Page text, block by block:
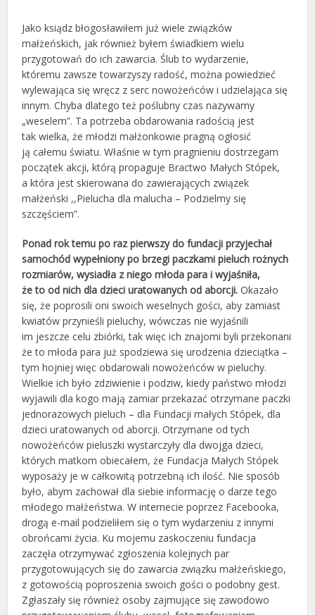
Jako ksiądz błogosławiłem już wiele związków
małżeńskich, jak również byłem świadkiem wielu
przygotowań do ich zawarcia. Ślub to wydarzenie,
któremu zawsze towarzyszy radość, można powiedzieć
wylewająca się wręcz z serc nowożeńców i udzielająca się
innym. Chyba dlatego też poślubny czas nazywamy
„weselem”. Ta potrzeba obdarowania radością jest
tak wielka, że młodzi małżonkowie pragną ogłosić
ją całemu światu. Właśnie w tym pragnieniu dostrzegam
początek akcji, którą propaguje Bractwo Małych Stópek,
a która jest skierowana do zawierających związek
małżeński ,,Pielucha dla malucha – Podzielmy się
szczęściem”.
Ponad rok temu po raz pierwszy do fundacji przyjechał
samochód wypełniony po brzegi paczkami pieluch rożnych
rozmiarów, wysiadła z niego młoda para i wyjaśniła,
że to od nich dla dzieci uratowanych od aborcji. Okazało
się, że poprosili oni swoich weselnych gości, aby zamiast
kwiatów przynieśli pieluchy, wówczas nie wyjaśnili
im jeszcze celu zbiórki, tak więc ich znajomi byli przekonani
że to młoda para już spodziewa się urodzenia dzieciątka –
tym hojniej więc obdarowali nowożeńców w pieluchy.
Wielkie ich było zdziwienie i podziw, kiedy państwo młodzi
wyjawili dla kogo mają zamiar przekazać otrzymane paczki
jednorazowych pieluch – dla Fundacji małych Stópek, dla
dzieci uratowanych od aborcji. Otrzymane od tych
nowożeńców pieluszki wystarczyły dla dwojga dzieci,
których matkom obiecałem, że Fundacja Małych Stópek
wyposaży je w całkowitą potrzebną ich ilość. Nie sposób
było, abym zachował dla siebie informację o darze tego
młodego małżeństwa. W internecie poprzez Facebooka,
drogą e-mail podzieliłem się o tym wydarzeniu z innymi
obrońcami życia. Ku mojemu zaskoczeniu fundacja
zaczęła otrzymywać zgłoszenia kolejnych par
przygotowujących się do zawarcia związku małżeńskiego,
z gotowością poproszenia swoich gości o podobny gest.
Zgłaszały się również osoby zajmujące się zawodowo